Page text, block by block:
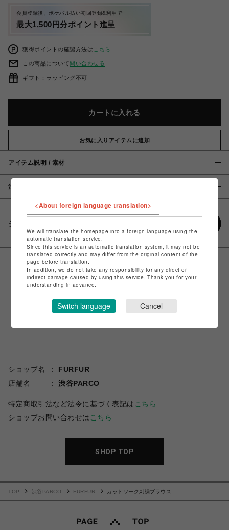
会員登録後、ポケパル払い初回登録&利用で
最大1,500円分ポイント進呈
獲得ポイントの確認方法は こちら
この商品について問い合わせる
ギフト：ラッピング不可
カートに入れる
お気に入りアイテムに追加
アイテム説明 / 素材
注意事項
シェアする
ショップ名
FURFUR
店舗名
渋谷PARCO
特定商取引法など法令に基づく表記は こちら
ショップお問い合わせは こちら
SHOP TOP
TOP 渋谷PARCO FURFUR カットワーク刺繍ブラウス
<About foreign language translation>
We will translate the homepage into a foreign language using the
automatic translation service.
Since this service is an automatic translation system, it may not be
translated correctly and may differ from the original content of the
page before translation.
In addition, we do not take any responsibility for any direct or
indirect damage caused by using this service. Thank you for your
understanding in advance.
Switch language Cancel